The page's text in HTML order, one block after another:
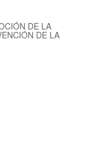
DE LA
DE LA